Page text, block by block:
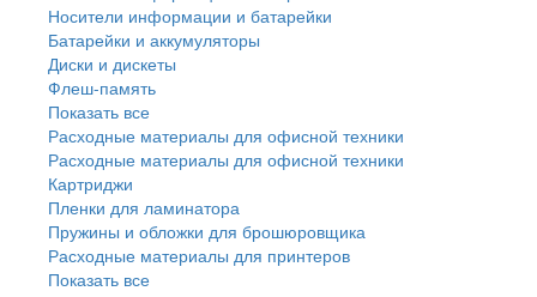
Носители информации и батарейки
Батарейки и аккумуляторы
Диски и дискеты
Флеш-память
Показать все
Расходные материалы для офисной техники
Расходные материалы для офисной техники
Картриджи
Пленки для ламинатора
Пружины и обложки для брошюровщика
Расходные материалы для принтеров
Показать все